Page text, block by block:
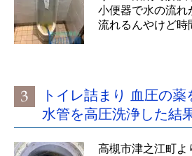
小便器で水の流れ
流れるんやけど時
トイレ詰まり 血圧の
水管を高圧洗浄した結
高槻市津之江町よ